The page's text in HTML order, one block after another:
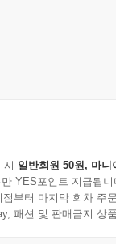
시 일반회원 50원, 마니
YES포인트 지급됩니
부터 마지막 회차 주
패션 및 판매금지 상